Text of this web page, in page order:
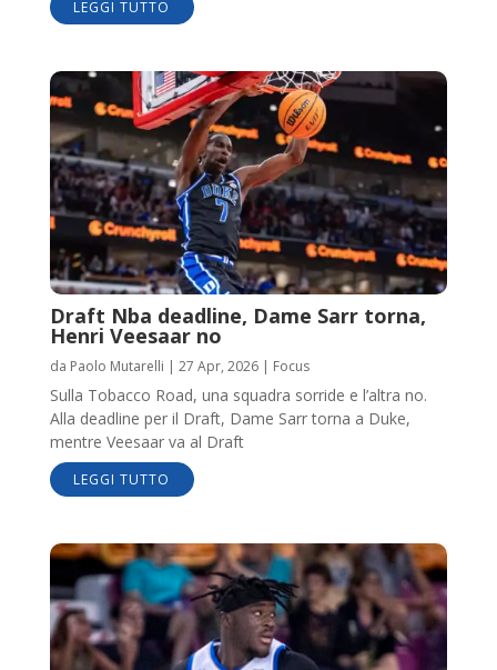
LEGGI TUTTO
Draft Nba deadline, Dame Sarr torna,
Henri Veesaar no
da Paolo Mutarelli 27 Apr, 2026| Focus
Sulla Tobacco Road, una squadra sorride e l’altra no.
Alla deadline per il Draft, Dame Sarr torna a Duke,
mentre Veesaar va al Draft
LEGGI TUTTO